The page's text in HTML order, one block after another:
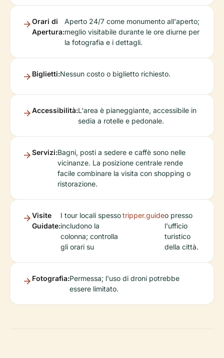
Orari di
Apertura:
Aperto 24/7 come monumento all'aperto;
meglio visitabile durante le ore diurne per
la fotografia e i dettagli.
Biglietti:Nessun costo o biglietto richiesto.
Accessibilità:L'area è pianeggiante, accessibile in
sedia a rotelle e pedonale.
Servizi:Bagni, posti a sedere e caffè sono nelle
vicinanze. La posizione centrale rende
facile combinare la visita con shopping o
ristorazione.
Visite
Guidate:
I tour locali spesso
includono la
colonna; controlla
gli orari su
tripper.guideo presso
l'ufficio
turistico
della città.
Fotografia:Permessa; l'uso di droni potrebbe
essere limitato.